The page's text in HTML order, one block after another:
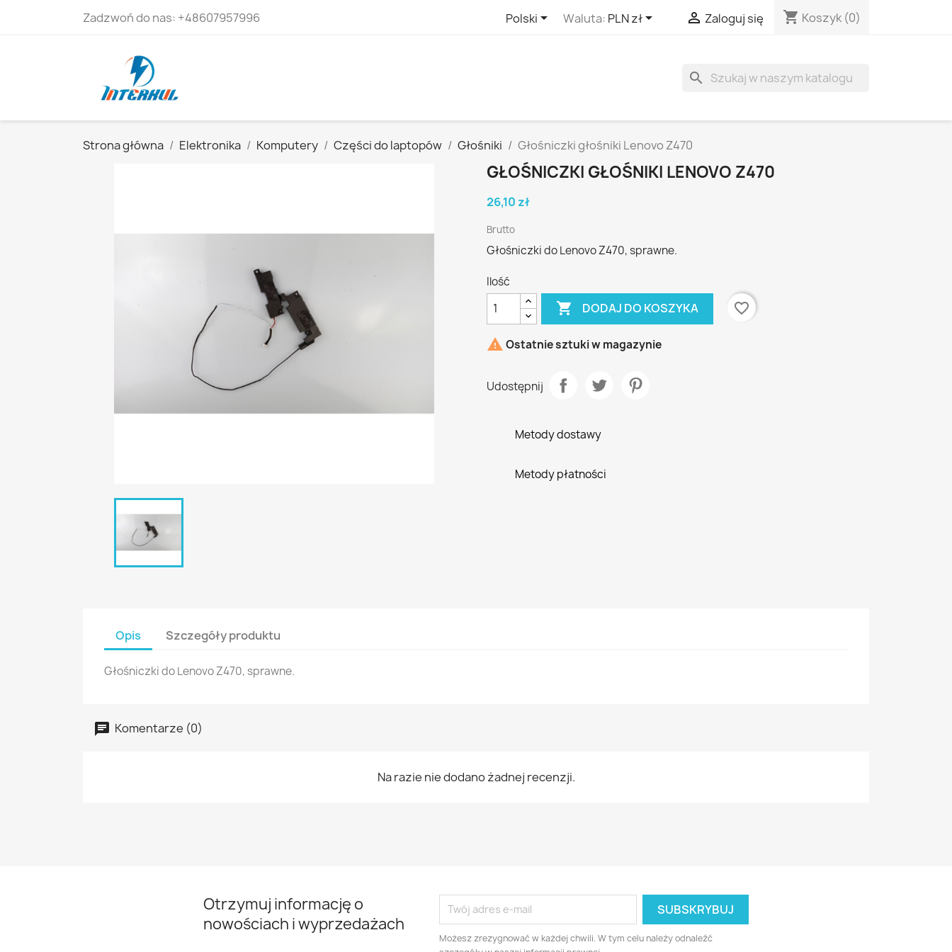
Zadzwoń do nas: +48607957996 Polski Waluta: PLN zł  Zaloguj się shopping_cart Koszyk (0)
search
Strona główna Elektronika Komputery Części do laptopów Głośniki Głośniczki głośniki Lenovo Z470
GŁOŚNICZKI GŁOŚNIKI LENOVO Z470
26,10 zł
Brutto
Głośniczki do Lenovo Z470, sprawne.
Ilość
 DODAJ DO KOSZYKA favorite_border
 Ostatnie sztuki w magazynie
Udostępnij
Metody dostawy
Metody płatności
Opis Szczegóły produktu
Głośniczki do Lenovo Z470, sprawne.
Komentarze (0)
Na razie nie dodano żadnej recenzji.
Otrzymuj informację o
nowościach i wyprzedażach
Możesz zrezygnować w każdej chwili. W tym celu należy odnaleźć